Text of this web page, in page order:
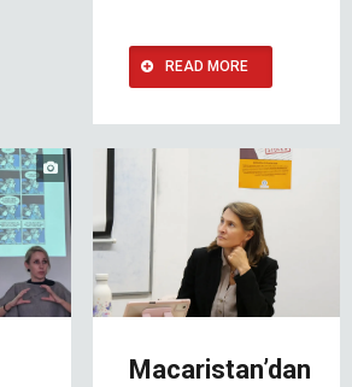
READ MORE
Macaristan’dan